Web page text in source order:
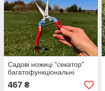
Садові ножиці "секатор"
багатофункціональні
467 ₴